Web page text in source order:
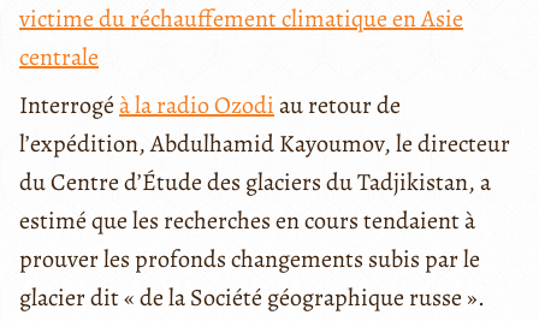
victime du réchauffement climatique en Asie
centrale
Interrogéà la radio Ozodiau retour de
l’expédition, Abdulhamid Kayoumov, le directeur
du Centre d’Étude des glaciers du Tadjikistan, a
estimé que les recherches en cours tendaient à
prouver les profonds changements subis par le
glacier dit « de la Société géographique russe ».